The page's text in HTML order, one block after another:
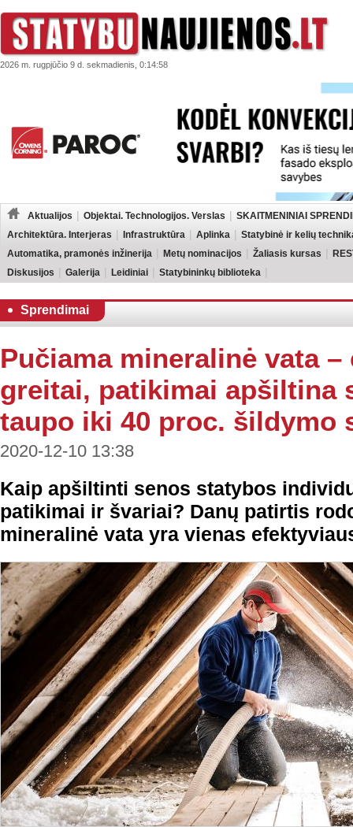
2026 m. rugpjūčio 9 d. sekmadienis, 0:14:58
Aktualijos Objektai. Technologijos. Verslas
SKAITMENINIAI
Architektūra. Interjeras
Infrastruktūra Aplinka
Statybinė ir kelių
Automatika, pramonės inžinerija
Metų nominacijos Žaliasis kursas
Diskusijos
Galerija Leidiniai Statybininkų biblioteka
Sprendimai
Pučiama mineralinė vata
greitai, patikimai apšiltina
taupo iki 40 proc. šildymo
2020-12-10 13:38
Kaip apšiltinti senos statybos
patikimai ir švariai? Danų patirtis
mineralinė vata yra vienas